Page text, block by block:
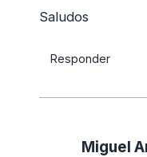
Saludos
Responder
Miguel